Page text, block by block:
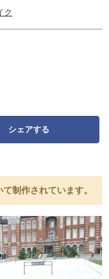
ク
シェアする
制作されています。